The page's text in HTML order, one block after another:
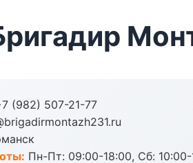
(982) 507-21-77
Пн-Пт: 09:00-18:00, Сб: 10:00-